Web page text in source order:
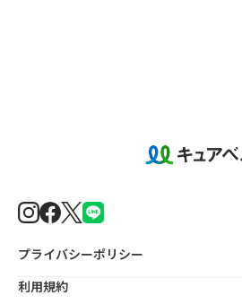
プライバシーポリシー
利用規約